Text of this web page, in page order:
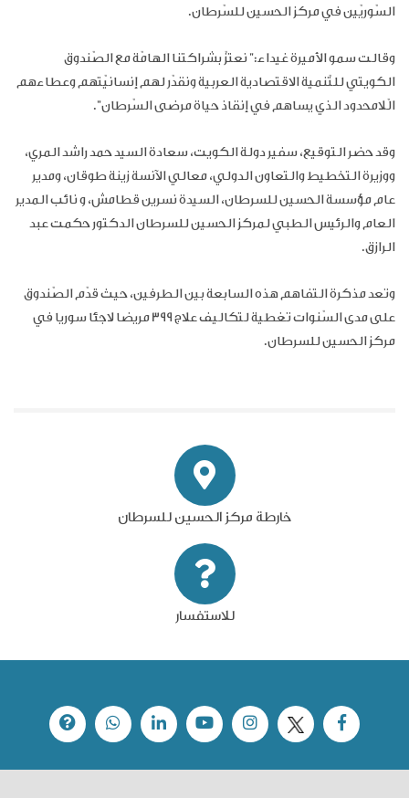
السّوريّين في مركز الحسين للسّرطان.
وقالت سمو الأميرة غيداء:" نعتزّ بشراكتنا الهامّة مع الصّندوق
الكويتي للتّنمية الاقتصادية العربية ونقدّر لهم إنسانيّتهم وعطاءهم
الّلامحدود الذي يساهم في إنقاذ حياة مرضى السّرطان".
وقد حضر التوقيع، سفير دولة الكويت، سعادة السيد حمد راشد المري،
ووزيرة التخطيط والتعاون الدولي، معالي الآنسة زينة طوقان، ومدير
عام مؤسسة الحسين للسرطان، السيدة نسرين قطامش، ونائب المدير
العام والرئيس الطبي لمركز الحسين للسرطانالدكتورحكمت عبد
الرازق.
وتعد مذكرة التفاهم هذه السابعة بين الطرفين، حيثقدّم الصّندوق
على مدى السّنوات تغطية لتكاليف علاج
399 مريضا لاجئا سوريا في
مركز الحسين للسرطان.
خارطة مركز الحسين للسرطان
للاستفسار